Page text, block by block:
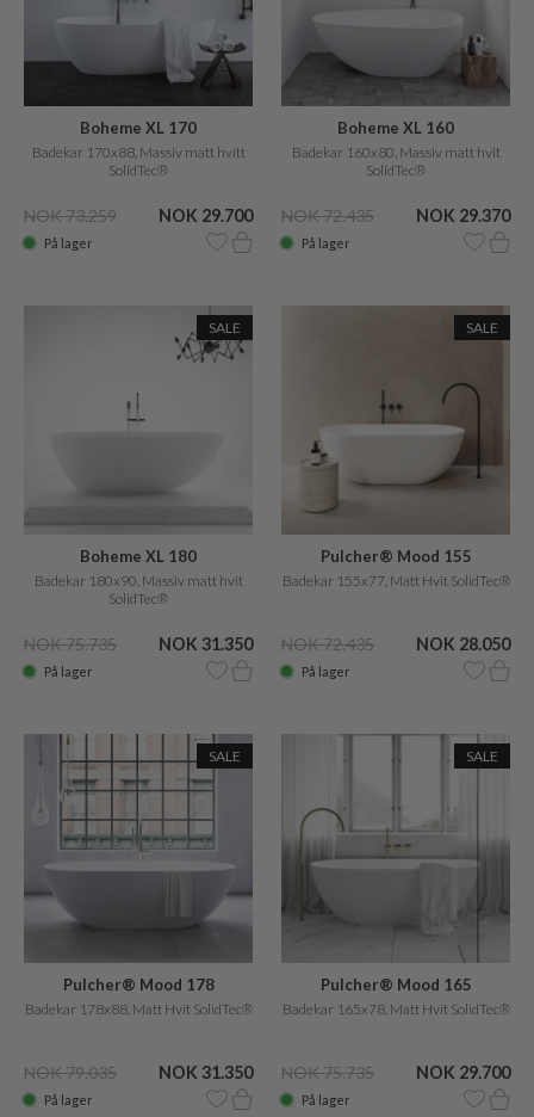
Boheme XL 170
Badekar 170x88, Massiv matt hvitt
SolidTec®
NOK 73.259 NOK 29.700
På lager
Boheme XL 160
Badekar 160x80, Massiv matt hvit
SolidTec®
NOK 72.435 NOK 29.370
På lager
SALE
Boheme XL 180
Badekar 180x90, Massiv matt hvit
SolidTec®
NOK 75.735 NOK 31.350
På lager
SALE
Pulcher® Mood 155
Badekar 155x77, Matt Hvit SolidTec®
NOK 72.435 NOK 28.050
På lager
SALE
Pulcher® Mood 178
Badekar 178x88, Matt Hvit SolidTec®
NOK 79.035 NOK 31.350
På lager
SALE
Pulcher® Mood 165
Badekar 165x78, Matt Hvit SolidTec®
NOK 75.735 NOK 29.700
På lager